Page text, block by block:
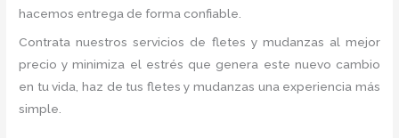
hacemos entrega de forma confiable.
Contrata nuestros servicios de fletes y mudanzas al mejor
precio y minimiza el estrés que genera este nuevo cambio
en tu vida, haz de tus fletes y mudanzas una experiencia más
simple.